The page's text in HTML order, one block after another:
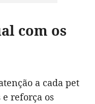
com os
a cada pet
reforça os